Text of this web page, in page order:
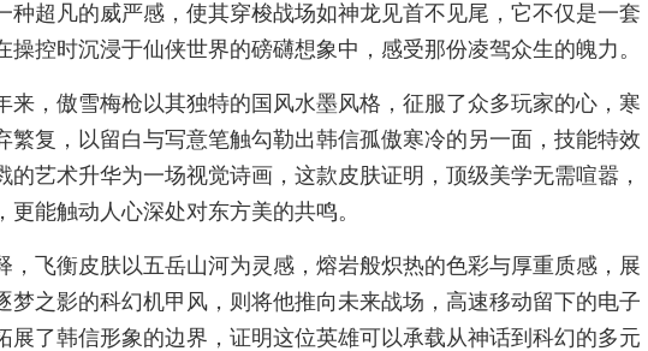
种超凡的威严感，使其穿梭战场如神龙见首不见尾，它不仅是一套
控时沉浸于仙侠世界的磅礴想象中，感受那份凌驾众生的魄力。
来，傲雪梅枪以其独特的国风水墨风格，征服了众多玩家的心，寒
繁复，以留白与写意笔触勾勒出韩信孤傲寒冷的另一面，技能特效
艺术升华为一场视觉诗画，这款皮肤证明，顶级美学无需喧嚣，
能触动人心深处对东方美的共鸣。
，飞衡皮肤以五岳山河为灵感，熔岩般炽热的色彩与厚重质感，展
梦之影的科幻机甲风，则将他推向未来战场，高速移动留下的电子
展了韩信形象的边界，证明这位英雄可以承载从神话到科幻的多元